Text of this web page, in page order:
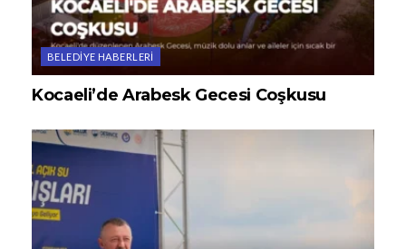
BELEDIYE HABERLERI
Kocaeli’de Arabesk Gecesi Coşkusu